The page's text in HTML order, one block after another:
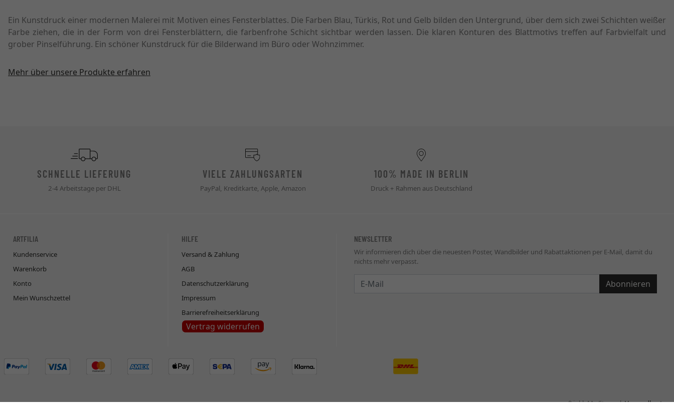
Ein Kunstdruck einer modernen Malerei mit Motiven eines Fensterblattes. Die Farben Blau, Türkis, Rot und Gelb bilden den Untergrund, über dem sich zwei Schichten weißer
Farbe ziehen, die in der Form von drei Fensterblättern, die farbenfrohe Schicht sichtbar werden lassen. Die klaren Konturen des Blattmotivs treffen auf Farbvielfalt und
grober Pinselführung. Ein schöner Kunstdruck für die Bilderwand im Büro oder Wohnzimmer.
Mehr über unsere Produkte erfahren
SCHNELLE LIEFERUNG
2-4 Arbeitstage per DHL
VIELE ZAHLUNGSARTEN
PayPal, Kreditkarte, Apple, Amazon
100% MADE IN BERLIN
Druck + Rahmen aus Deutschland
ARTFILIA
Kundenservice
Warenkorb
Konto
Mein Wunschzettel
HILFE
Versand & Zahlung
AGB
Datenschutzerklärung
Impressum
Barrierefreiheitserklärung
Vertrag widerrufen
NEWSLETTER
Wir informieren dich über die neuesten Poster, Wandbilder und Rabattaktionen per E-Mail, damit du
nichts mehr verpasst.
Abonnieren
* inkl. MwSt., zzgl.Versandkosten